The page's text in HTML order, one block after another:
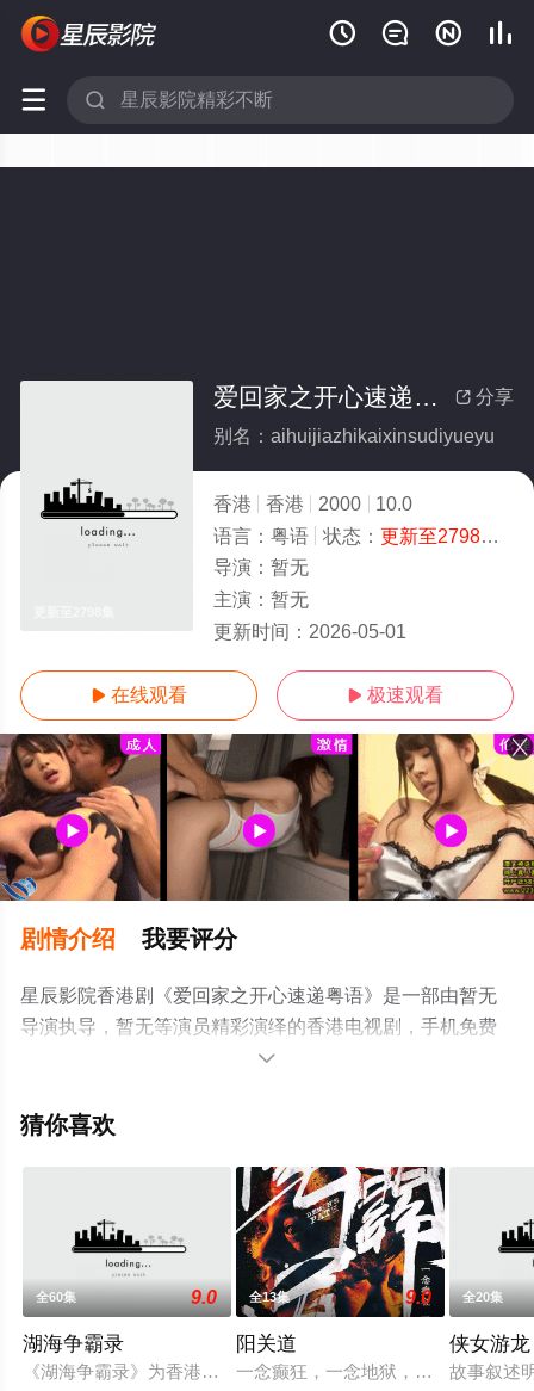
   
 
 分享
爱回家之开心速递粤语
别名：aihuijiazhikaixinsudiyueyu
香港 香港 2000
10.0
语言： 粤语 状态： 更新至2798集
导演： 暂无
主演： 暂无
更新时间： 2026-05-01
 在线观看  极速观看
剧情介绍 我要评分
星辰影院香港剧《爱回家之开心速递粤语》是一部由暂无
导演执导，暂无等演员精彩演绎的香港电视剧，手机免费
观看高清无删减完整版电视剧全集就上星辰影视，更多相
解。

猜你喜欢
全60集 9.0
湖海争霸录
《湖海争霸录》为香港丽的电视（RTV）全盛时期制作的电视
全13集 9.0
阳关道
一念癫狂，一念地狱，三个互不相识
全20集
侠女游龙
故事叙述